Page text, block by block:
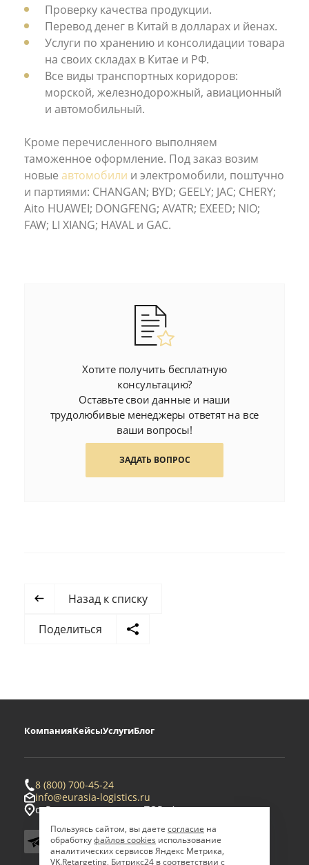
Проверку качества продукции.
Перевод денег в Китай в долларах и йенах.
Услуги по хранению и консолидации товара
на своих складах в Китае и РФ.
Все виды транспортных коридоров:
морской, железнодорожный, авиационный
и автомобильный.
Кроме перечисленного выполняем
таможенное оформление. Под заказ возим
новые автомобили и электромобили, поштучно
и партиями: CHANGAN; BYD; GEELY; JAC; CHERY;
Aito HUAWEI; DONGFENG; AVATR; EXEED; NIO;
FAW; LI XIANG; HAVAL и GAC.
Хотите получить бесплатную
консультацию?
Оставьте свои данные и наши
трудолюбивые менеджеры ответят на все
ваши вопросы!
ЗАДАТЬ ВОПРОС
Назад к списку
Поделиться
КомпанияКейсыУслугиБлог
8 (800) 700-45-24
info@eurasia-logistics.ru
с. Ровное, территория ТОР «Амурская»
Пользуясь сайтом, вы даете согласие на
обработкуфайлов cookies использование
аналитических сервисов Яндекс Метрика,
VK.Retargeting, Битрикс24 в соответствии с